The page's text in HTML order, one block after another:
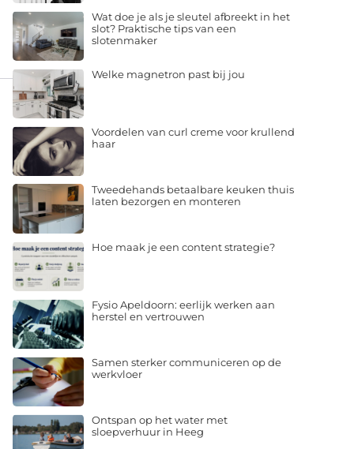
Wat doe je als je sleutel afbreekt in het
slot? Praktische tips van een
slotenmaker
Welke magnetron past bij jou
Voordelen van curl creme voor krullend
haar
Tweedehands betaalbare keuken thuis
laten bezorgen en monteren
Hoe maak je een content strategie?
Fysio Apeldoorn: eerlijk werken aan
herstel en vertrouwen
Samen sterker communiceren op de
werkvloer
Ontspan op het water met
sloepverhuur in Heeg